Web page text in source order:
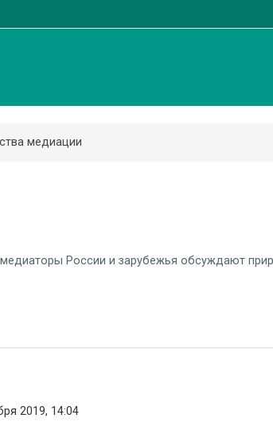
медиации
России и зарубежья обсуждают
2019, 14:04